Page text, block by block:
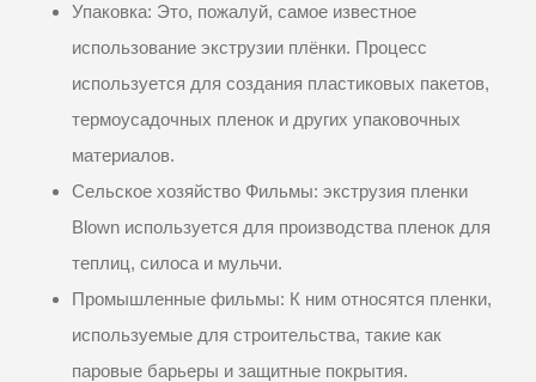
Упаковка: Это, пожалуй, самое известное
использование экструзии плёнки. Процесс
используется для создания пластиковых пакетов,
термоусадочных пленок и других упаковочных
материалов.
Сельское хозяйство Фильмы: экструзия пленки
Blown используется для производства пленок для
теплиц, силоса и мульчи.
Промышленные фильмы: К ним относятся пленки,
используемые для строительства, такие как
паровые барьеры и защитные покрытия.